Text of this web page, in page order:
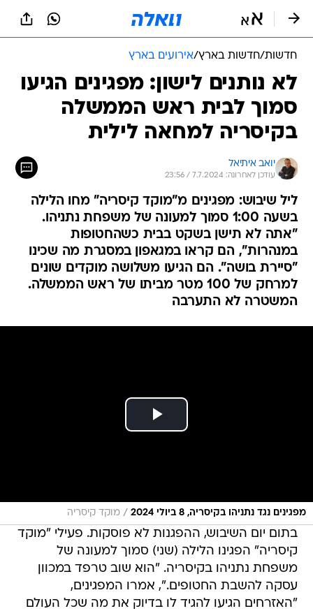
חדשות/חדשות בארץ/אירועים בארץ
לא נותנים לישון: מפגינים הגיעו
סמוך לבית ראש הממשלה
בקיסריה למחאה לילית
יואב איתיאל
עודכן לאחרונה: 7.7.2024 / 23:56
ליל שיבוש: מפגינים מ"מוקד קיסריה" מחו הלילה
בשעה 1:00 סמוך למעונה של משפחת נתניהו.
"אתה לא תישן בשקט בבית כשהחטופות
במנהרות", הם קראו במגאפון במסגרת מה שכינו
"סיירת בושה". הם הגיעו משלושה מוקדים שונים
למרחק של 100 מטר מביתו של ראש הממשלה.
המשטרה לא התערבה
מפגינים נגד נתניהו בקיסריה, 8 ביולי 2024 / מוקד קיסריה
בתום יום השיבוש, ההפגנות לא פוסקות. פעילי "מוקד
קיסריה" הפגינו הלילה (שני) סמוך למעונה של
משפחת נתניהו בקיסריה. "הוא שוב טרפד במכוון
עסקה להשבת החטופים.", אמרו המפגינים,
"האזרחים הגיעו להגיד לו בדיוק את מה שכל העולם